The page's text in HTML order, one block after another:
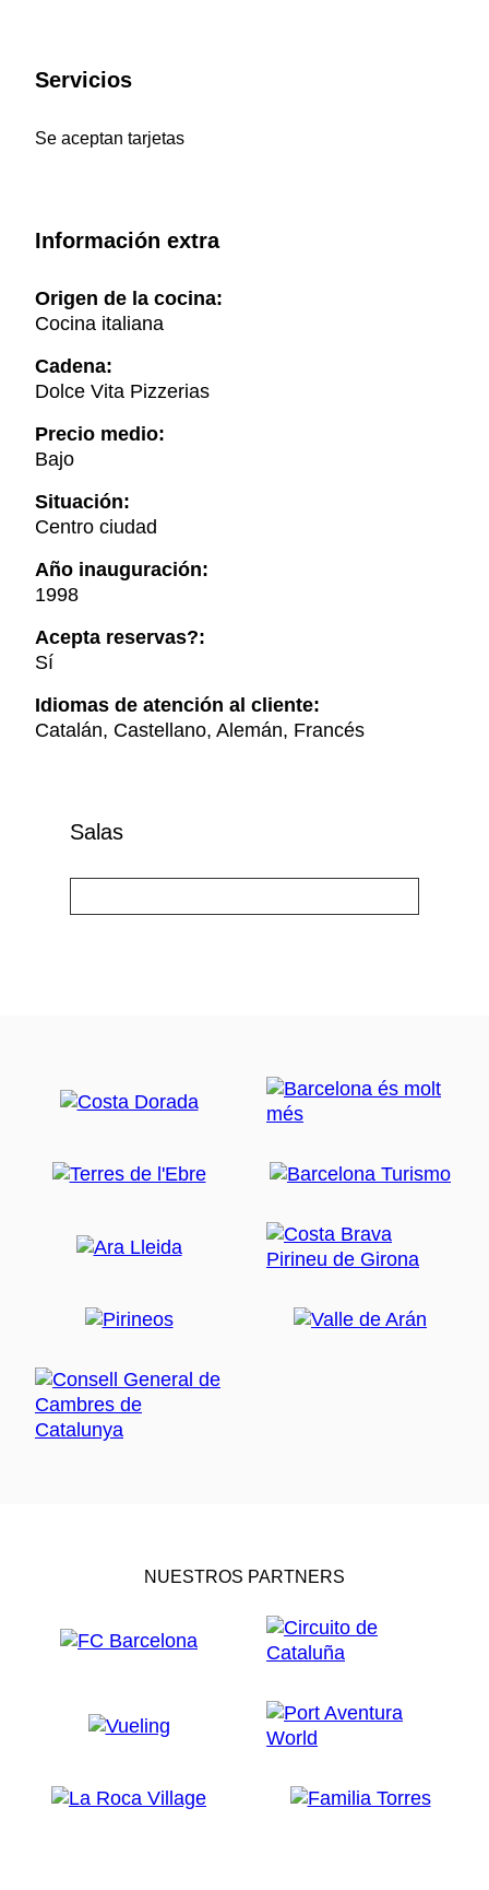
Servicios
Se aceptan tarjetas
Información extra
Origen de la cocina:
Cocina italiana
Cadena:
Dolce Vita Pizzerias
Precio medio:
Bajo
Situación:
Centro ciudad
Año inauguración:
1998
Acepta reservas?:
Sí
Idiomas de atención al cliente:
Catalán, Castellano, Alemán, Francés
Salas
NUESTROS PARTNERS